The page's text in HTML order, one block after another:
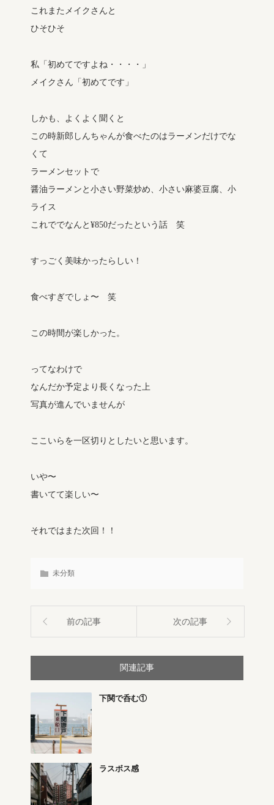
これまたメイクさんと
ひそひそ
私「初めてですよね・・・・」
メイクさん「初めてです」
しかも、よくよく聞くと
この時新郎しんちゃんが食べたのはラーメンだけでな
くて
ラーメンセットで
醤油ラーメンと小さい野菜炒め、小さい麻婆豆腐、小
ライス
これででなんと¥850だったという話 笑
すっごく美味かったらしい！
食べすぎでしょ〜 笑
この時間が楽しかった。
ってなわけで
なんだか予定より長くなった上
写真が進んでいませんが
ここいらを一区切りとしたいと思います。
いや〜
書いてて楽しい〜
それではまた次回！！
未分類
前の記事 次の記事
関連記事
下関で呑む①
ラスボス感